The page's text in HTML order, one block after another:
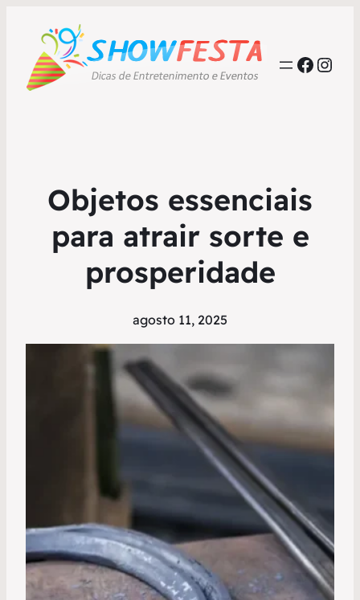
Objetos essenciais
para atrair sorte e
prosperidade
agosto 11, 2025